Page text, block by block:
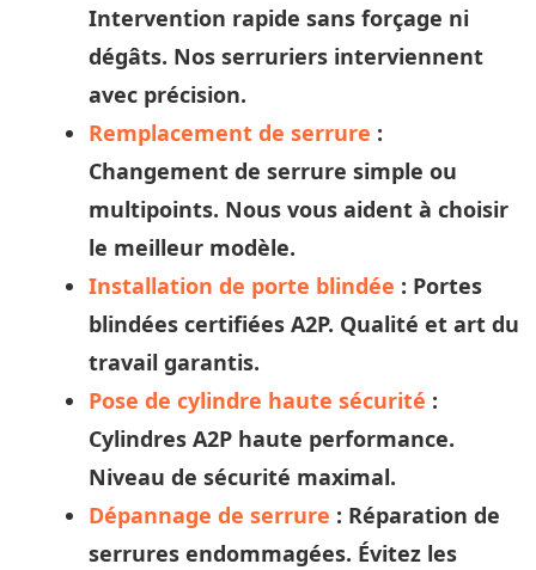
Intervention rapide sans forçage ni
dégâts. Nos serruriers interviennent
avec précision.
Remplacement de serrure :
Changement de serrure simple ou
multipoints. Nous vous aident à choisir
le meilleur modèle.
Installation de porte blindée : Portes
blindées certifiées A2P. Qualité et art du
travail garantis.
Pose de cylindre haute sécurité :
Cylindres A2P haute performance.
Niveau de sécurité maximal.
Dépannage de serrure : Réparation de
serrures endommagées. Évitez les